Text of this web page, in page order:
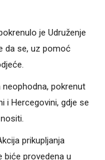
je Udruženje
da se, uz pomoć
pokrenut
i Hercegovini, gdje se
prikupljanja
biće provedena u